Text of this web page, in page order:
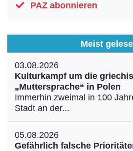
PAZ abonnieren
Meist
03.08.2026
Kulturkampf um die
„Muttersprache“ in Polen
Immerhin zweimal in 100
Stadt an der...
05.08.2026
Gefährlich falsche